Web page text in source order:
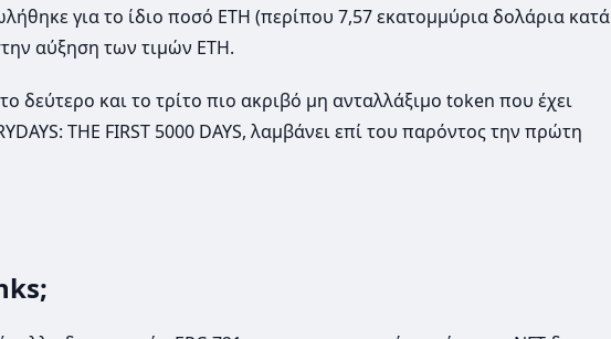
για το ίδιο ποσό ETH (περίπου 7,57 εκατομμύρια δολάρια κατά
αύξηση των τιμών ETH.
δεύτερο και το τρίτο πιο ακριβό μη ανταλλάξιμο token που έχει
THE FIRST 5000 DAYS, λαμβάνει επί του παρόντος την πρώτη